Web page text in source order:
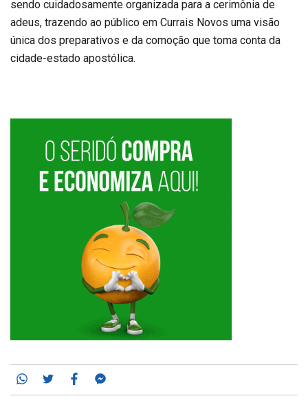
sendo cuidadosamente organizada para a cerimônia de
adeus, trazendo ao público em Currais Novos uma visão
única dos preparativos e da comoção que toma conta da
cidade-estado apostólica.
Whatsapp
TwitterFacebook